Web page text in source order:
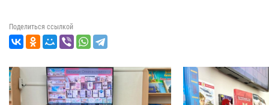
Поделиться ссылкой